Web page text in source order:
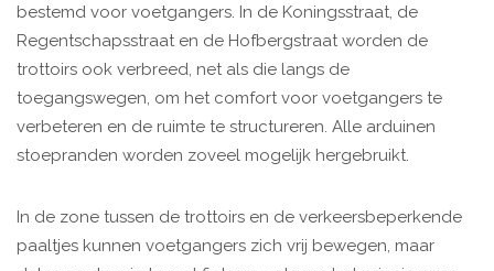
bestemd voor voetgangers. In de Koningsstraat, de
Regentschapsstraat en de Hofbergstraat worden de
trottoirs ook verbreed, net als die langs de
toegangswegen, om het comfort voor voetgangers te
verbeteren en de ruimte te structureren. Alle arduinen
stoepranden worden zoveel mogelijk hergebruikt.
In de zone tussen de trottoirs en de verkeersbeperkende
paaltjes kunnen voetgangers zich vrij bewegen, maar